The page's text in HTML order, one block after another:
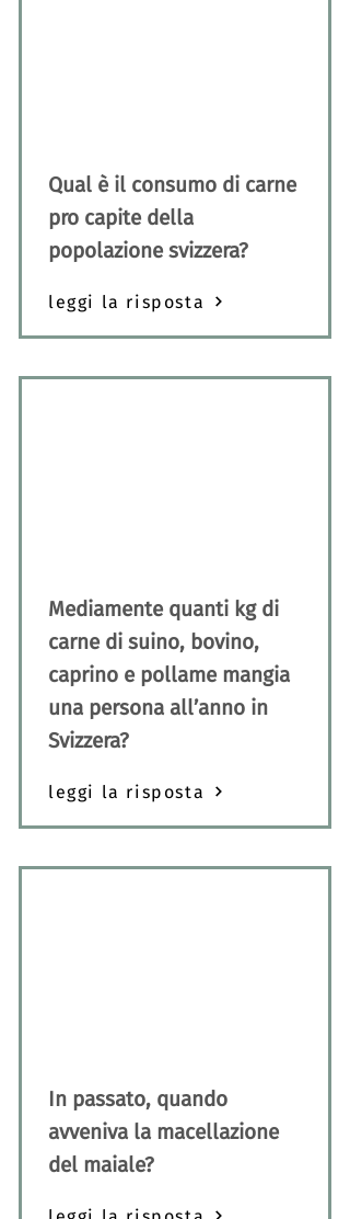
Qual è il consumo di carne
pro capite della
popolazione svizzera?
leggi la risposta
Mediamente quanti kg di
carne di suino, bovino,
caprino e pollame mangia
una persona all’anno in
Svizzera?
leggi la risposta
In passato, quando
avveniva la macellazione
del maiale?